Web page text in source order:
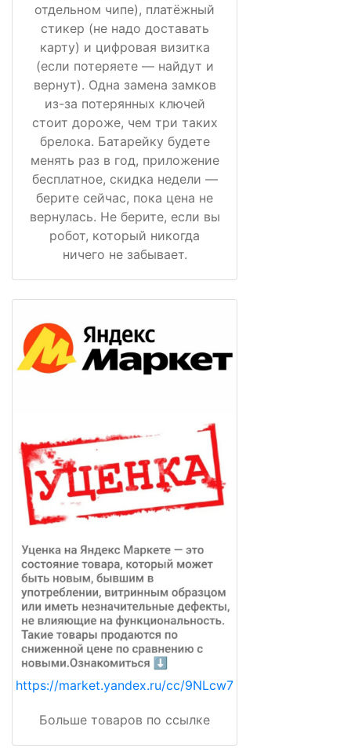
отдельном чипе), платёжный
стикер (не надо доставать
карту) и цифровая визитка
(если потеряете — найдут и
вернут). Одна замена замков
из-за потерянных ключей
стоит дороже, чем три таких
брелока. Батарейку будете
менять раз в год, приложение
бесплатное, скидка недели —
берите сейчас, пока цена не
вернулась. Не берите, если вы
робот, который никогда
ничего не забывает.
https://market.yandex.ru/cc/9NLcw7
Больше товаров по ссылке